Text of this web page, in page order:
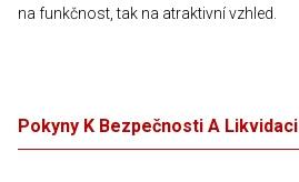
na funkčnost, tak na atraktivní vzhled.
Pokyny K Bezpečnosti A Likvidaci